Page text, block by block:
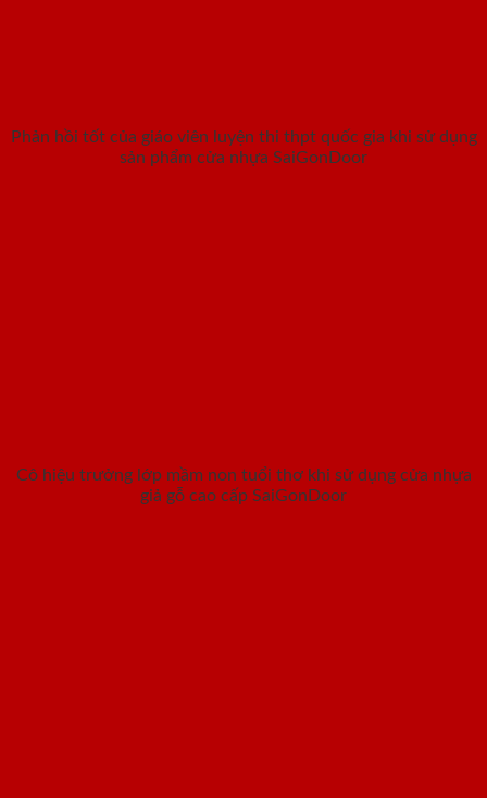
Phản hồi tốt của giáo viên luyện thi thpt quốc gia khi sử dụng
sản phẩm cửa nhựa SaiGonDoor
Cô hiệu trưởng lớp mầm non tuổi thơ khi sử dụng cửa nhựa
giả gỗ cao cấp SaiGonDoor